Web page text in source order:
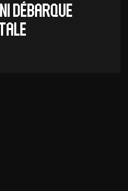
débarque